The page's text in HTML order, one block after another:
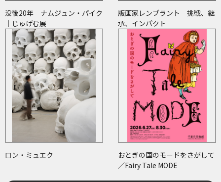
没後20年 ナムジュン・パイク
｜じゅげむ展
版画家レンブラント 挑戦、継
承、インパクト
ロン・ミュエク
おとぎの国のモードをさがして
／Fairy Tale MODE